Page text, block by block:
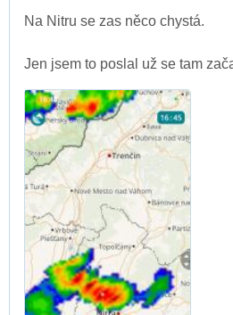
Na Nitru se zas něco chystá.
Jen jsem to poslal už se tam